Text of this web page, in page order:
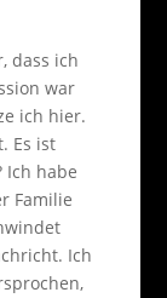
dass ich
war
ich hier.
Es ist
Ich habe
Familie
Ich